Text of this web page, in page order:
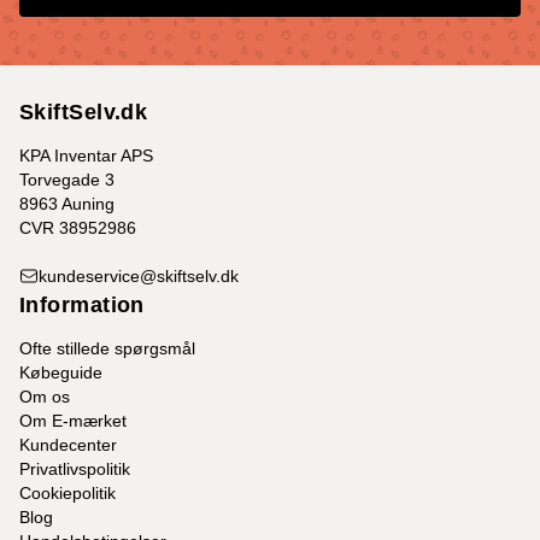
SkiftSelv.dk
KPA Inventar APS
Torvegade 3
8963 Auning
CVR 38952986
kundeservice@skiftselv.dk
Information
Ofte stillede spørgsmål
Købeguide
Om os
Om E-mærket
Kundecenter
Privatlivspolitik
Cookiepolitik
Blog